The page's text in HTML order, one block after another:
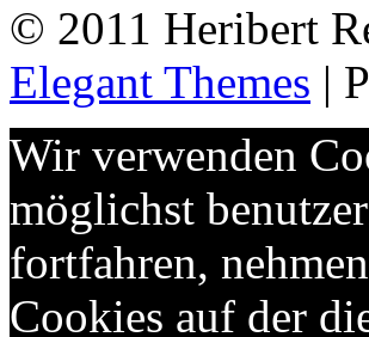
© 2011 Heribert
Elegant Themes |
Wir verwenden
möglichst
fortfahren,
Cookies auf der